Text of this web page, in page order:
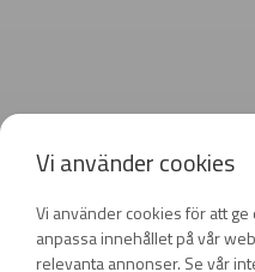
Vi använder cookies
Vi använder cookies för att
anpassa innehållet på vår
relevanta annonser. Se vår